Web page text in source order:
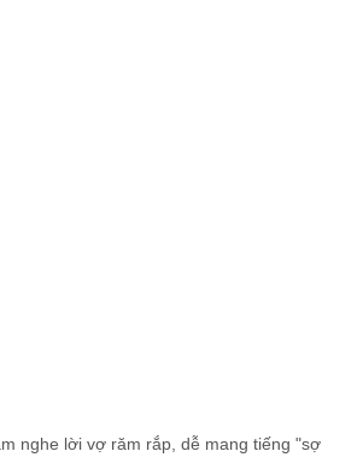
nghe lời vợ răm rắp, dễ mang tiếng "sợ